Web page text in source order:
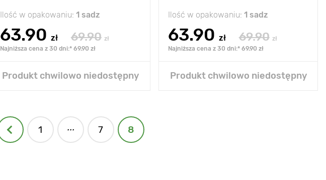
Ilość w opakowaniu: 1 sadz
63.90 zł 69.90 zł
Najniższa cena z 30 dni:* 69.90 zł
Produkt chwilowo niedostępny
Ilość w opakowaniu: 1 sadz
63.90 zł 69.90 zł
Najniższa cena z 30 dni:* 69.90 zł
Produkt chwilowo niedostępny
1 ... 7 8